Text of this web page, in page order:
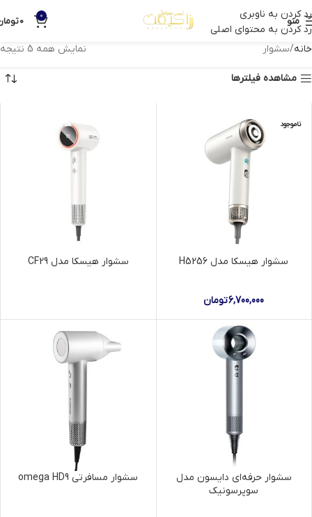
رد کردن به ناوبری
رد کردن به محتوای اصلی
منو 0
0
خانه سشوار نمایش همه 5 نتیجه
مشاهده فیلترها
ناموجود
سشوار هیسکا مدل H5256
6,700,000تومان
سشوار هیسکا مدل CF29
سشوار حرفه‌ای دایسون مدل
سوپرسونیک
سشوار مسافرتی omega HD9